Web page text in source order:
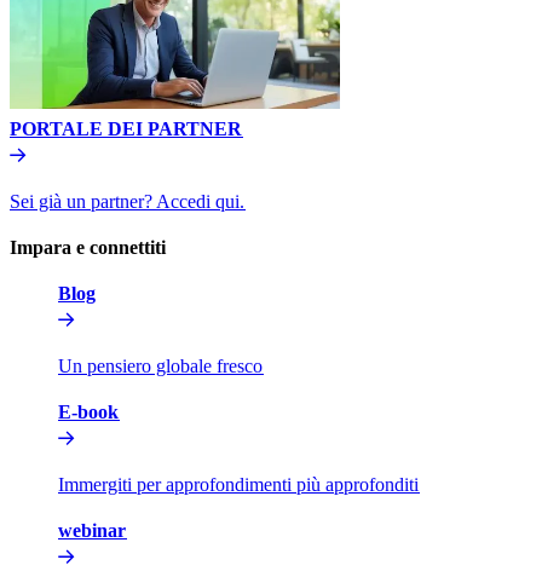
PORTALE DEI PARTNER​​
Sei già un partner? Accedi qui.​​
Impara e connettiti​​
Blog​​
Un pensiero globale fresco​​
E-book​​
Immergiti per approfondimenti più approfonditi​​
webinar​​